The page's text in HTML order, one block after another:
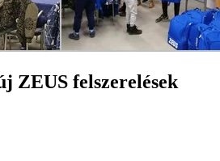
ZEUS felszerelések